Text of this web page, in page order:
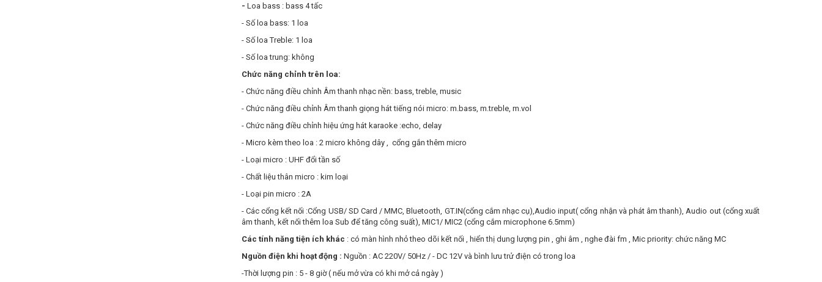
- Loa bass : bass 4 tấc
- Số loa bass: 1 loa
- Số loa Treble: 1 loa
- Số loa trung: không
Chức năng chỉnh trên loa:
- Chức năng điều chỉnh Âm thanh nhạc nền: bass, treble, music
- Chức năng điều chỉnh Âm thanh giọng hát tiếng nói micro: m.bass, m.treble, m.vol
- Chức năng điều chỉnh hiệu ứng hát karaoke :echo, delay
- Micro kèm theo loa : 2 micro không dây , cổng gắn thêm micro
- Loại micro : UHF đổi tần số
- Chất liệu thân micro : kim loại
- Loại pin micro : 2A
- Các cổng kết nối :Cổng USB/ SD Card / MMC, Bluetooth, GT.IN(cổng cắm nhạc cụ),Audio input( cổng nhận và phát âm thanh), Audio out (cổng xuất
âm thanh, kết nối thêm loa Sub để tăng công suất), MIC1/ MIC2 (cổng cắm microphone 6.5mm)
Các tính năng tiện ích khác : có màn hình nhỏ theo dõi kết nối , hiển thị dung lượng pin , ghi âm , nghe đài fm , Mic priority: chức năng MC
Nguồn điện khi hoạt động : Nguồn : AC 220V/ 50Hz / - DC 12V và bình lưu trử điện có trong loa
-Thời lượng pin : 5 - 8 giờ ( nếu mở vừa có khi mở cả ngày )